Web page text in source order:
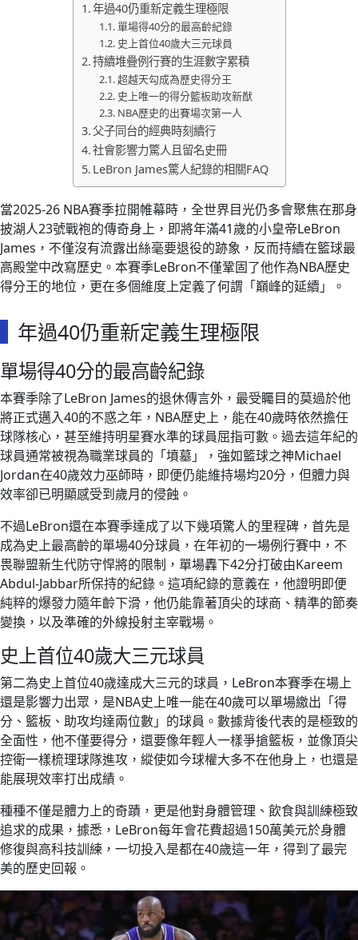
年過40仍重新定義生理極限
單場得40分的最高齡紀錄
史上首位40歲大三元球員
持續堆疊例行賽的生涯數字累積
超越天勾成為歷史得分王
史上唯一的得分籃板助攻新猷
NBA歷史的出賽場次第一人
父子同台的經典時刻續行
社會影響力驚人且留名史冊
LeBron James驚人紀錄的相關FAQ
當2025-26 NBA賽季拉開帷幕時，全世界目光仍多會聚焦在那身
披湖人23號戰袍的傳奇身上，即將年滿41歲的小皇帝LeBron
James，不僅沒有流露出絲毫要退役的跡象，反而持續在籃球最
高殿堂中改寫歷史。本賽季LeBron不僅鞏固了他作為NBA歷史
得分王的地位，更在多個維度上定義了何謂「巔峰的延續」。
年過40仍重新定義生理極限
單場得40分的最高齡紀錄
本賽季除了LeBron James的退休傳言外，最受矚目的莫過於他
將正式邁入40的不惑之年，NBA歷史上，能在40歲時依然擔任
球隊核心，甚至維持明星賽水準的球員屈指可數。過去這年紀的
球員通常被視為職業球員的「墳墓」，強如籃球之神Michael
Jordan在40歲效力巫師時，即便仍能維持場均20分，但體力與
效率卻已明顯感受到歲月的侵蝕。
不過LeBron還在本賽季達成了以下幾項驚人的里程碑，首先是
成為史上最高齡的單場40分球員，在年初的一場例行賽中，不
畏聯盟新生代防守悍將的限制，單場轟下42分打破由Kareem
Abdul-Jabbar所保持的紀錄。這項紀錄的意義在，他證明即便
純粹的爆發力隨年齡下滑，他仍能靠著頂尖的球商、精準的節奏
變換，以及準確的外線投射主宰戰場。
史上首位40歲大三元球員
第二為史上首位40歲達成大三元的球員，LeBron本賽季在場上
還是影響力出眾，是NBA史上唯一能在40歲可以單場繳出「得
分、籃板、助攻均達兩位數」的球員。數據背後代表的是極致的
全面性，他不僅要得分，還要像年輕人一樣爭搶籃板，並像頂尖
控衛一樣梳理球隊進攻，縱使如今球權大多不在他身上，也還是
能展現效率打出成績。
種種不僅是體力上的奇蹟，更是他對身體管理、飲食與訓練極致
追求的成果，據悉，LeBron每年會花費超過150萬美元於身體
修復與高科技訓練，一切投入是都在40歲這一年，得到了最完
美的歷史回報。